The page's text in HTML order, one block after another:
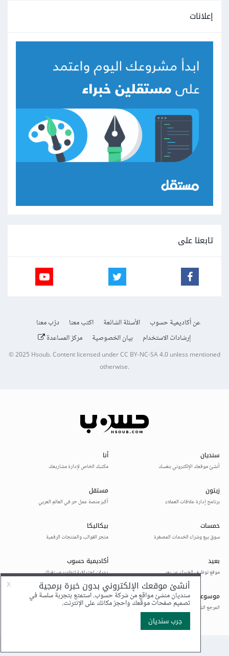
إعلانات
تابعنا على
عن أكاديمية حسوب الأسئلة الشائعة اكتب معنا
درّب معنا
إرشادات الاستخدام
بيان الخصوصية مركز المساعدة
© 2025Hsoub.Content licensed underCC BY-NC-SA 4.0unless mentioned
otherwise.